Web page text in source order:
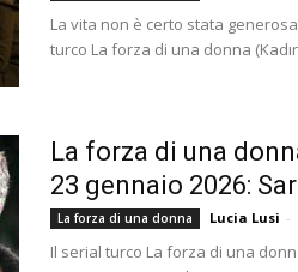
La vita non è certo stata
turco La forza di una donna
La forza di una
23 gennaio 2026:
La forza di una donna Lucia Lusi -
Il serial turco La forza di una